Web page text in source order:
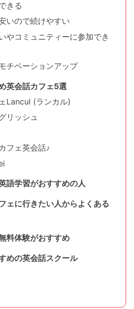
きる
いので続けやすい
やコミュニティーに参加でき
チベーションアップ
英会話カフェ5選
Lancul (ランカル)
リッシュ
フェ英会話♪
語学習がおすすめの人
ェに行きたい人からよくある
料体験がおすすめ
めの英会話スクール